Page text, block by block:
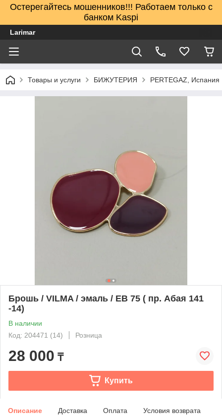
Остерегайтесь мошенников!!! Работаем только с
банком Kaspi
Larimar
Товары и услуги БИЖУТЕРИЯ PERTEGAZ, Испания
Брошь / VILMA / эмаль / ЕВ 75 ( пр. Абая 141
-14)
В наличии
Код: 204471 (14)
Розница
28 000 ₸
Купить
Описание Доставка Оплата Условия возврата